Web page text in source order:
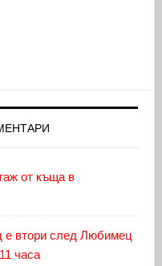
от къща в
е втори след Любимец
часа